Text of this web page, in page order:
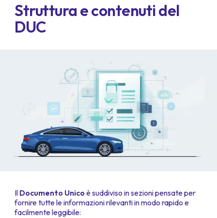
Struttura e contenuti del
DUC
Il Documento Unico è suddiviso in sezioni pensate per
fornire tutte le informazioni rilevanti in modo rapido e
facilmente leggibile: